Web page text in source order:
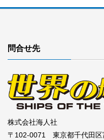
問合せ先
株式会社海人社
〒102-0071 東京都千代田区